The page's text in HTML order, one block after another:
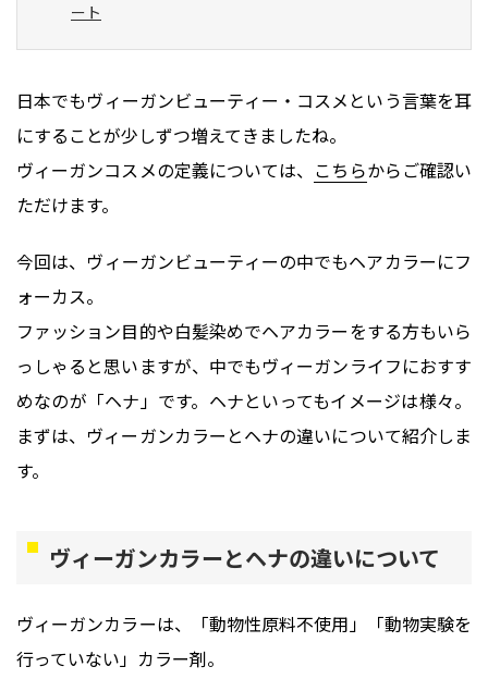
ート
日本でもヴィーガンビューティー・コスメという言葉を耳
にすることが少しずつ増えてきましたね。
ヴィーガンコスメの定義については、 こちらからご確認い
ただけます。
今回は、ヴィーガンビューティーの中でもヘアカラーにフ
ォーカス。
ファッション目的や白髪染めでヘアカラーをする方もいら
っしゃると思いますが、中でもヴィーガンライフにおすす
めなのが「ヘナ」です。ヘナといってもイメージは様々。
まずは、ヴィーガンカラーとヘナの違いについて紹介しま
す。
ヴィーガンカラーとヘナの違いについて
ヴィーガンカラーは、「動物性原料不使用」「動物実験を
行っていない」カラー剤。